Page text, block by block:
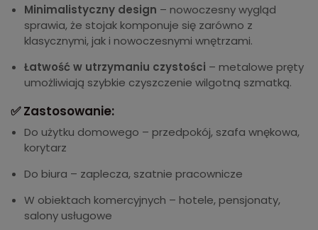
Minimalistyczny design – nowoczesny wygląd
sprawia, że stojak komponuje się zarówno z
klasycznymi, jak i nowoczesnymi wnętrzami.
Łatwość w utrzymaniu czystości – metalowe pręty
umożliwiają szybkie czyszczenie wilgotną szmatką.
✅ Zastosowanie:
Do użytku domowego – przedpokój, szafa wnękowa,
korytarz
Do biura – zaplecza, szatnie pracownicze
W obiektach komercyjnych – hotele, pensjonaty,
salony usługowe